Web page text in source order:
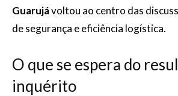
Guarujávoltou ao centro das
de segurança e eficiência logística.
O que se espera do
inquérito